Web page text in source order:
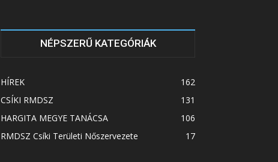
NÉPSZERŰ KATEGÓRIÁK
HÍREK
162
CSÍKI RMDSZ
131
HARGITA MEGYE TANÁCSA
106
RMDSZ Csíki Területi Nőszervezete
17